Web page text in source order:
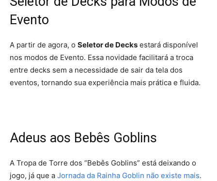
Evento
A partir de agora, o Seletor de Decks estará disponível
nos modos de Evento. Essa novidade facilitará a troca
entre decks sem a necessidade de sair da tela dos
eventos, tornando sua experiência mais prática e fluida.
Adeus aos Bebês Goblins
A Tropa de Torre dos “Bebês Goblins” está deixando o
jogo, já que a Jornada da Rainha Goblin não existe mais.